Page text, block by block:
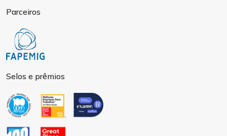
Parceiros
Selos e prêmios